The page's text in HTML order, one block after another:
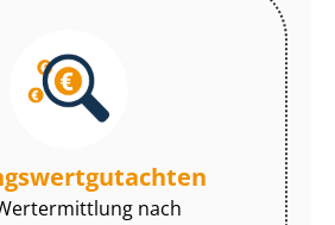
nach